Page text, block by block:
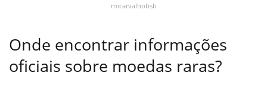
rmcarvalhobsb
Onde encontrar informações
oficiais sobre moedas raras?